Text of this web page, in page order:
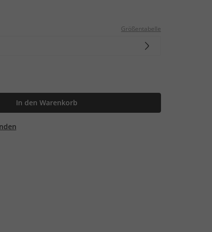
Größentabelle
In den Warenkorb